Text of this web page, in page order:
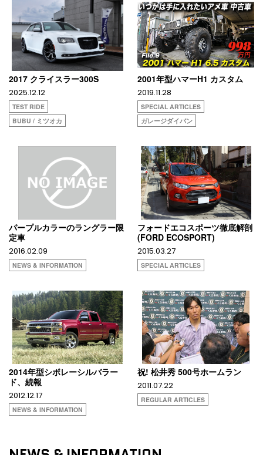
2017 クライスラー300S
2025.12.12
TEST RIDE
BUBU / ミツオカ
2001年型ハマーH1 カスタム
2019.11.28
SPECIAL ARTICLES
ガレージダイバン
パープルカラーのラングラー限
定車
2016.02.09
NEWS & INFORMATION
フォードエコスポーツ徹底解剖
(FORD ECOSPORT)
2015.03.27
SPECIAL ARTICLES
2014年型シボレーシルバラー
ド、続報
2012.12.17
NEWS & INFORMATION
祝! 松井秀 500号ホームラン
2011.07.22
REGULAR ARTICLES